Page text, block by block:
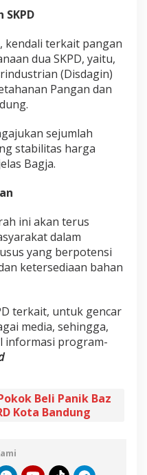
kendali terkait pangan
dua SKPD, yaitu,
(Disdagin)
Pangan dan
sejumlah
stabilitas harga
Bagja.
ini akan terus
dalam
yang berpotensi
ketersediaan bahan
terkait, untuk gencar
media, sehingga,
informasi program-
Beli Panik Baz
Kota Bandung